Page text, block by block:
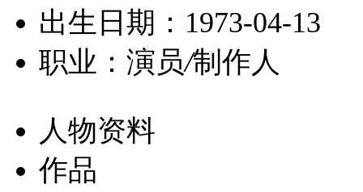
出生日期：1973-04-13
职业：演员/制作人
人物资料
作品